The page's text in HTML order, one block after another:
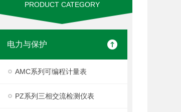
PRODUCT CATEGORY
电力与保护
AMC系列可编程计量表
PZ系列三相交流检测仪表